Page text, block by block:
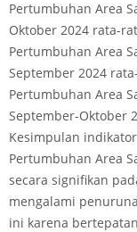
Pertumbuhan Area
Oktober 2024 rata-
Pertumbuhan Area
September 2024
Pertumbuhan Area
September-Oktober
Kesimpulan
Pertumbuhan Area
secara signifikan
mengalami
ini karena